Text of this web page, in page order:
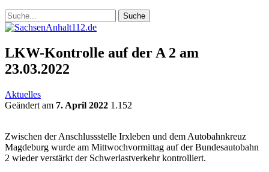
LKW-Kontrolle auf der A 2 am
23.03.2022
Aktuelles
Geändert am 7. April 2022 1.152
Zwischen der Anschlussstelle Irxleben und dem Autobahnkreuz
Magdeburg wurde am Mittwochvormittag auf der Bundesautobahn
2 wieder verstärkt der Schwerlastverkehr kontrolliert.